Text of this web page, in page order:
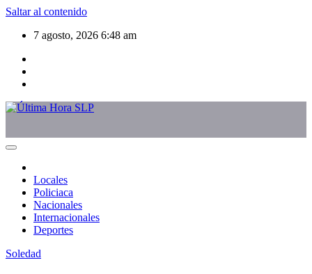
Saltar al contenido
7 agosto, 2026 6:48 am
Locales
Policiaca
Nacionales
Internacionales
Deportes
Soledad